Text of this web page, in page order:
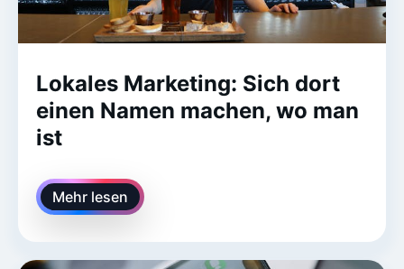
Lokales Marketing: Sich dort
einen Namen machen, wo man
ist
Mehr lesen